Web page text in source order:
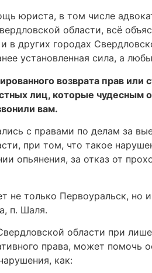
юриста, в том числе
области, всё
в других городах
установленная сила, а
возврата прав
лиц, которые
вам.
с правами по делам за
при том, что такое
опьянения, за отказ от
не только Первоуральск,
п. Шаля.
области при
права, может помочь
как: